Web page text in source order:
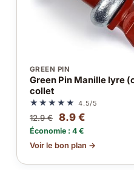
GREEN PIN
Green Pin Manille lyre
collet
★★★★★ 4.5/5
12.9 € 8.9 €
Économie : 4 €
Voir le bon plan →